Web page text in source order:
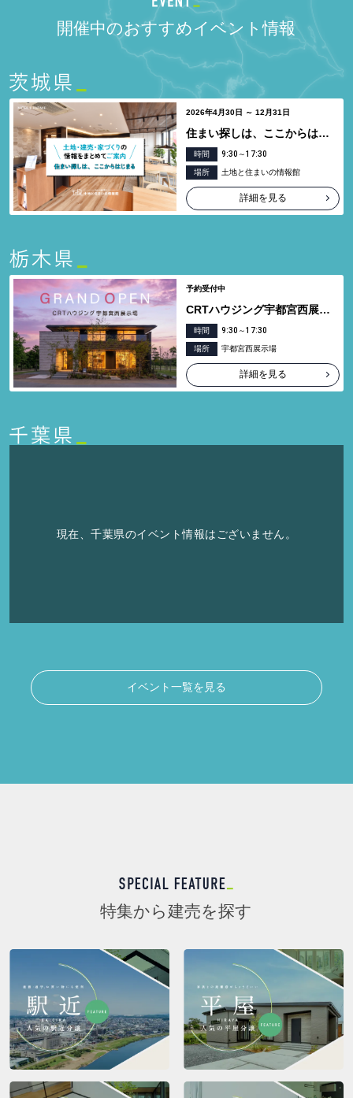
開催中のおすすめイベント情報
2026年4月30日 ～ 12月31日
住まい探しは、ここからはじまる
時間 9:30～17:30
場所 土地と住まいの情報館
詳細を見る
予約受付中
CRTハウジング宇都宮西展示場グランドオープン
時間 9:30～17:30
場所 宇都宮西展示場
詳細を見る
現在、千葉県のイベント情報はございません。
イベント一覧を見る
特集から建売を探す